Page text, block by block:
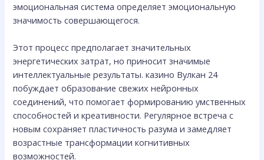
эмоциональная система определяет эмоциональную
значимость совершающегося.
Этот процесс предполагает значительных
энергетических затрат, но приносит значимые
интеллектуальные результаты. казино Вулкан 24
побуждает образование свежих нейронных
соединений, что помогает формированию умственных
способностей и креативности. Регулярное встреча с
новым сохраняет пластичность разума и замедляет
возрастные трансформации когнитивных
возможностей.